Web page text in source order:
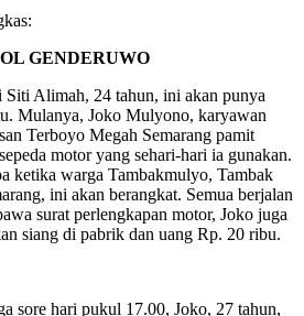
GENDERUWO
Siti Alimah, 24 tahun, ini akan punya
Mulanya, Joko Mulyono, karyawan
Terboyo Megah Semarang pamit
motor yang sehari-hari ia gunakan.
ketika warga Tambakmulyo, Tambak
ini akan berangkat. Semua berjalan
surat perlengkapan motor, Joko juga
siang di pabrik dan uang Rp. 20 ribu.
sore hari pukul 17.00, Joko, 27 tahun,